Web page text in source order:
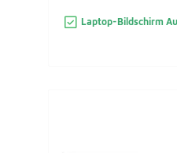
Laptop-Bildschirm